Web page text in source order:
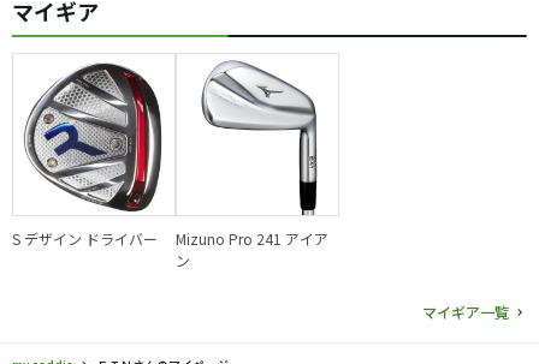
マイギア
S デザイン ドライバー
Mizuno Pro 241 アイア
ン
マイギア一覧